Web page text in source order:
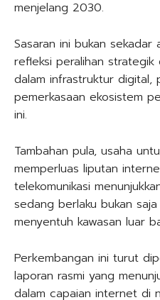
menjelang 2030.
Sasaran ini bukan
refleksi peralihan
dalam infrastruktur digital,
pemerkasaan ekosistem
ini.
Tambahan pula, usaha
memperluas liputan
telekomunikasi
sedang berlaku bukan
menyentuh kawasan luar
Perkembangan ini turut
laporan rasmi yang
dalam capaian internet di